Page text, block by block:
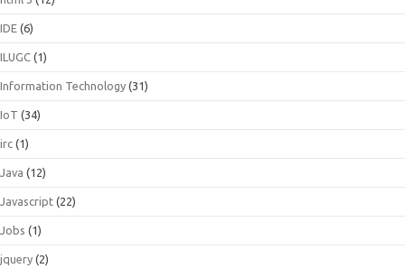
IDE (6)
ILUGC (1)
Information Technology (31)
IoT (34)
irc (1)
Java (12)
Javascript (22)
Jobs (1)
jquery (2)